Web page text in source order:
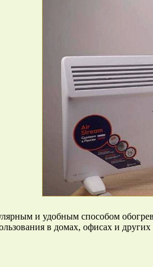
и удобным способом
в домах, офисах и